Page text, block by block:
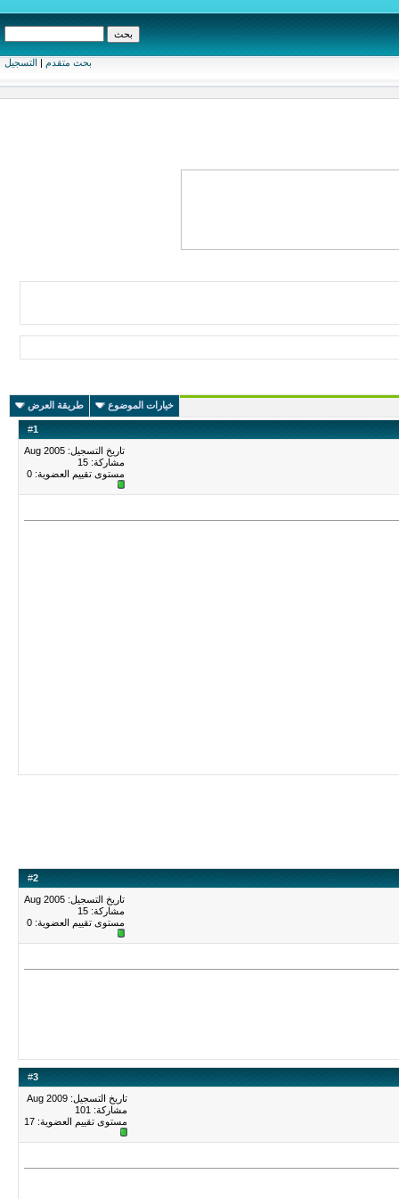
بحث متقدم | التسجيل
خيارات الموضوع طريقة العرض
#1
تاريخ التسجيل: Aug 2005
مشاركة: 15
مستوى تقييم العضوية: 0
#2
تاريخ التسجيل: Aug 2005
مشاركة: 15
مستوى تقييم العضوية: 0
#3
تاريخ التسجيل: Aug 2009
مشاركة: 101
مستوى تقييم العضوية: 17